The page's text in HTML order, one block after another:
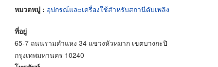
หมวดหมู่ : อุปกรณ์และเครื่องใช้สำหรับสถานีดับเพลิง
ที่อยู่
65-7 ถนนรามคำแหง 34 แขวงหัวหมาก เขตบางกะปิ
กรุงเทพมหานคร 10240